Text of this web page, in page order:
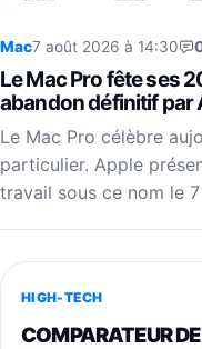
Mac7 août 2026 à 14:30
Le Mac Pro fête ses
abandon définitif par
Le Mac Pro célèbre
particulier. Apple
travail sous ce nom le
HIGH-TECH
COMPARATEUR